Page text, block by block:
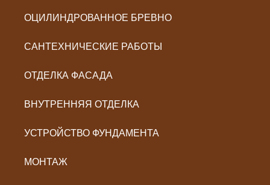
ОЦИЛИНДРОВАННОЕ БРЕВНО
САНТЕХНИЧЕСКИЕ РАБОТЫ
ОТДЕЛКА ФАСАДА
ВНУТРЕННЯЯ ОТДЕЛКА
УСТРОЙСТВО ФУНДАМЕНТА
МОНТАЖ